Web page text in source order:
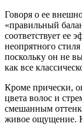
Говоря о ее
«правильный
соответствует ее
неопрятного
поскольку он не
как все
Кроме прически,
цвета волос и
смешанным
живое ощущение.